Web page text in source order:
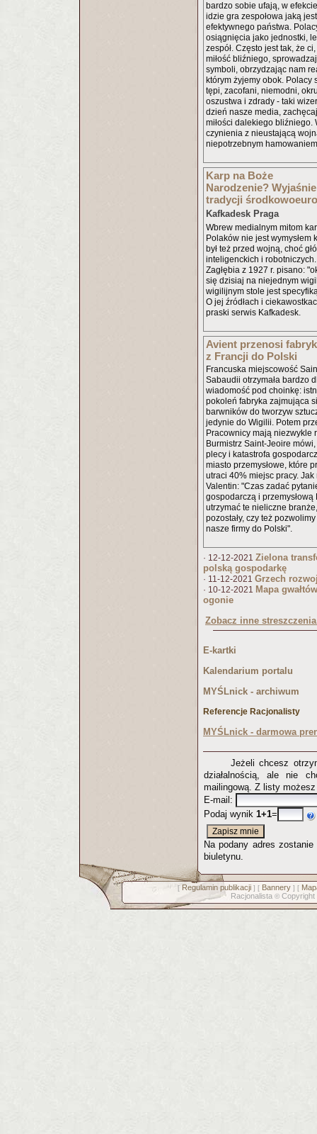
bardzo sobie ufają, w
idzie gra zespołowa jaką
efektywnego państwa.
osiągnięcia jako jednostki,
zespół. Często jest tak, że
miłość bliźniego,
symboli, obrzydzając nam
którym żyjemy obok. Polacy
tępi, zacofani, niemodni,
oszustwa i zdrady - taki
dzień nasze media,
miłości dalekiego bliźniego.
czynienia z nieustającą
niepotrzebnym
Karp na Boże
Narodzenie?
tradycji
Kafkadesk Praga
Wbrew medialnym mitom
Polaków nie jest wymysłem
był też przed wojną, choć
inteligenckich i
Zagłębia z 1927 r. pisano:
się dzisiaj na niejednym
wigilijnym stole jest
O jej źródłach i
praski serwis Kafkadesk.
Avient przenosi
z Francji do Polski
Francuska miejscowość
Sabaudii otrzymała bardzo
wiadomość pod choinkę:
pokoleń fabryka zajmująca
barwników do tworzyw
jedynie do Wigilii. Potem
Pracownicy mają niezwykle
Burmistrz Saint-Jeoire
plecy i katastrofa
miasto przemysłowe, które
utraci 40% miejsc pracy. Jak
Valentin: "Czas zadać
gospodarczą i przemysłową
utrzymać te nieliczne
pozostały, czy też
nasze firmy do Polski".
· 12-12-2021 Zielona
polską gospodarkę
· 11-12-2021 Grzech
· 10-12-2021 Mapa
ogonie
Zobacz inne
E-kartki
Kalendarium portalu
MYŚLnick - archiwum
Referencje Racjonalisty
MYŚLnick - darmowa
Jeżeli chcesz
działalnością, ale nie
mailingową. Z listy
E-mail:
Podaj wynik 1+1=
Na podany adres
biuletynu.
[ Regulamin publikacji] [ Bannery] [
Racjonalista © Copyright